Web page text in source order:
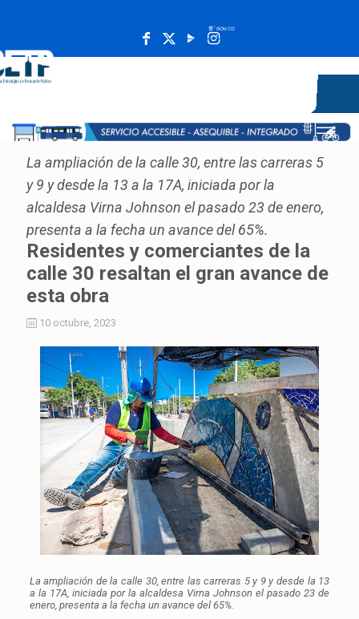
La ampliación de la calle 30, entre las carreras 5
y 9 y desde la 13 a la 17A, iniciada por la
alcaldesa Virna Johnson el pasado 23 de enero,
presenta a la fecha un avance del 65%.
Residentes y comerciantes de la
calle 30 resaltan el gran avance de
esta obra
10 octubre, 2023
La ampliación de la calle 30, entre las carreras 5 y 9 y desde la 13
a la 17A, iniciada por la alcaldesa Virna Johnson el pasado 23 de
enero, presenta a la fecha un avance del 65%.